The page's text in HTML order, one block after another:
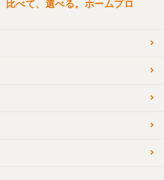
たと思いますが、工事は予定時間内で完
だけのつもりだったので、小さな仕事だ
やすかったことが好印象でした。
があったものの、問合せにはすぐ回答し
メールで何度かやり取りすることになり
比べて、選べる。ホームプロ